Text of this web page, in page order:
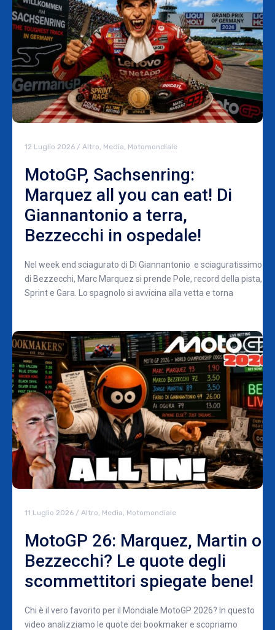
12 Luglio 2026 / Altro Media Motomondiale
MotoGP, Sachsenring:
Marquez all you can eat! Di
Giannantonio a terra,
Bezzecchi in ospedale!
Nel week end sciagurato di Di Giannantonio e sciaguratissimo
di Bezzecchi, Marc Marquez si prende Pole, record della pista,
Sprint e Gara. Lo spagnolo si avvicina alla vetta e torna
11 Luglio 2026 / Altro Media Motomondiale
MotoGP 26: Marquez, Martin o
Bezzecchi? Le quote degli
scommettitori spiegate bene!
Chi è il vero favorito per il Mondiale MotoGP 2026? In questo
video analizziamo le quote dei bookmaker e scopriamo